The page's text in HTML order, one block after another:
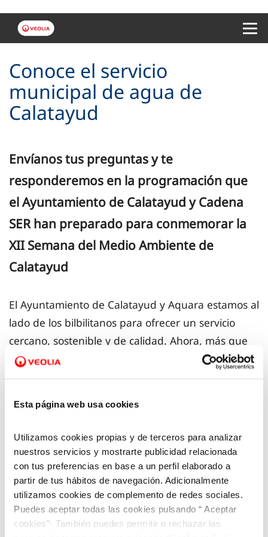
Esta página web usa cookies
Utilizamos cookies propias y de terceros para analizar
nuestros servicios y mostrarte publicidad relacionada
con tus preferencias en base a un perfil elaborado a
partir de tus hábitos de navegación. Adicionalmente
utilizamos cookies de complemento de redes sociales.
Puedes aceptar todas las cookies pulsando “ Aceptar
cookies”· También puedes permitir o rechazar las
Conoce el servicio
municipal de agua de
Calatayud
Envíanos tus preguntas y te
responderemos en la programación que
el Ayuntamiento de Calatayud y Cadena
SER han preparado para conmemorar la
XII Semana del Medio Ambiente de
Calatayud
El Ayuntamiento de Calatayud y Aquara estamos al
lado de los bilbilitanos para ofrecer un servicio
cercano, sostenible y de calidad. Ahora, más que
nunca, queremos seguir acompañándote y por
eso te enseñamos desde dentro la gestión del
saber cómo?
Envíanos tus preguntas sobre el servicio y te
responderemos en el programa Hoy por Hoy que
Cadena SER Calatayud emitirá el próximo 5 de
junio para celebrar la XII Semana del Medio
Ambiente de Calatayud.